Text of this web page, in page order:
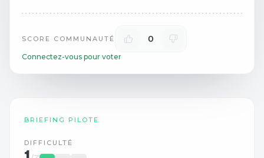
SCORE COMMUNAUTÉ 0
Connectez-vous pour voter
BRIEFING PILOTE
DIFFICULTÉ